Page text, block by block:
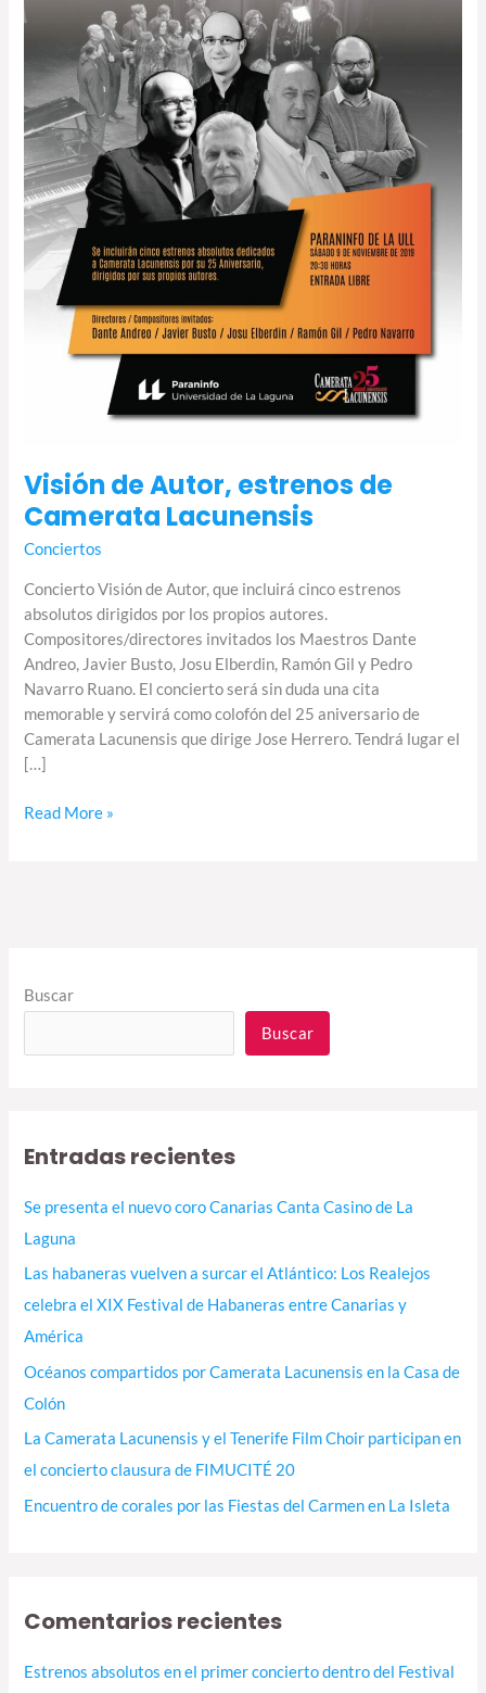
Visión de Autor, estrenos de
Camerata Lacunensis
Conciertos
Concierto Visión de Autor, que incluirá cinco estrenos
absolutos dirigidos por los propios autores.
Compositores/directores invitados los Maestros Dante
Andreo, Javier Busto, Josu Elberdin, Ramón Gil y Pedro
Navarro Ruano. El concierto será sin duda una cita
memorable y servirá como colofón del 25 aniversario de
Camerata Lacunensis que dirige Jose Herrero. Tendrá lugar el
[…]
Read More »
Buscar
Buscar
Entradas recientes
Se presenta el nuevo coro Canarias Canta Casino de La
Laguna
Las habaneras vuelven a surcar el Atlántico: Los Realejos
celebra el XIX Festival de Habaneras entre Canarias y
América
Océanos compartidos por Camerata Lacunensis en la Casa de
Colón
La Camerata Lacunensis y el Tenerife Film Choir participan en
el concierto clausura de FIMUCITÉ 20
Encuentro de corales por las Fiestas del Carmen en La Isleta
Comentarios recientes
Estrenos absolutos en el primer concierto dentro del Festival